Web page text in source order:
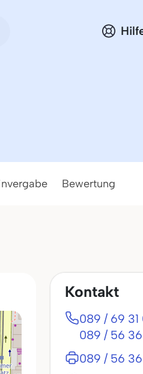
Bewertung
Kontakt
089 / 69 31
089 / 56
089 / 56